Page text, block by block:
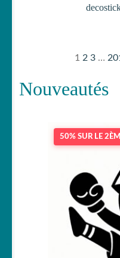
1 2 3 …
Nouveautés
50% SUR LE